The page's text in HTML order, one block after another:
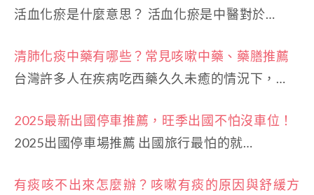
活血化瘀是什麼意思？ 活血化瘀是中醫對於…
清肺化痰中藥有哪些？常見咳嗽中藥、藥膳推薦
台灣許多人在疾病吃西藥久久未癒的情況下，…
2025最新出國停車推薦，旺季出國不怕沒車位！
2025出國停車場推薦 出國旅行最怕的就…
有痰咳不出來怎麼辦？咳嗽有痰的原因與舒緩方